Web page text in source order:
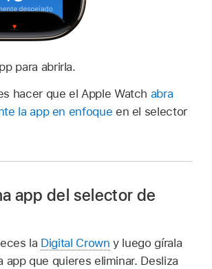
para abrirla.
hacer que el Apple Watch abra
la app en enfoque en el selector
app del selector de
la Digital Crown y luego gírala
app que quieres eliminar. Desliza